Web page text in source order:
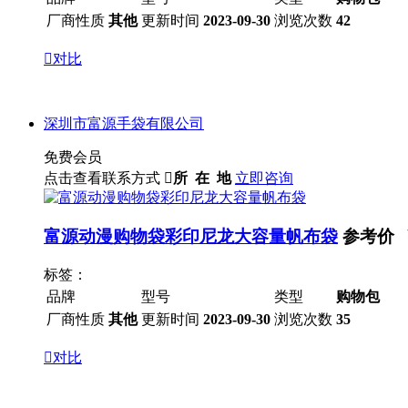
厂商性质 其他 更新时间 2023-09-30 浏览次数 42
对比
深圳市富源手袋有限公司
免费会员
点击查看联系方式 所 在 地 立即咨询
富源动漫购物袋彩印尼龙大容量帆布袋 参考价
标签：
品牌
型号 类型
购物包
厂商性质 其他 更新时间 2023-09-30 浏览次数 35
对比